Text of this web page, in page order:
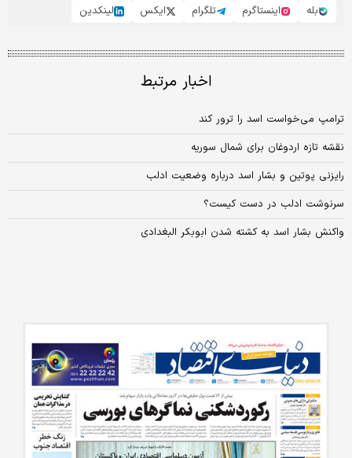
بله
اینستاگرم تلگرام ایکس لینکدین
اخبار مرتبط
ترامپ می‌خواست اسد را ترور کند
نقشه تازه اردوغان برای شمال سوریه
رایزنی پوتین و بشار اسد درباره وضعیت ادلب
سرنوشت ادلب در دست کیست؟
واکنش بشار اسد به کشته شدن ابوبکر البغدادی